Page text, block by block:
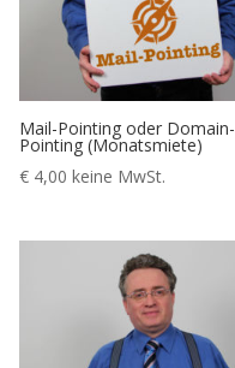
Mail-Pointing oder Domain-
Pointing (Monatsmiete)
€4,00 keine MwSt.